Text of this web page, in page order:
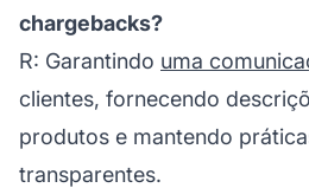
chargebacks?
R: Garantindo uma
clientes, fornecendo
produtos e mantendo
transparentes.